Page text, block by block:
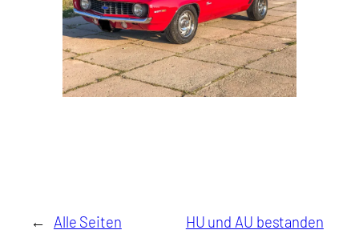
←
Alle Seiten
HU und AU bestanden